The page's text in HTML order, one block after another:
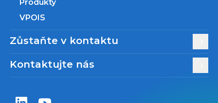
Zentiva LinkedIn
Zentiva YouTube
Produkty
VPOIS
Zůstaňte v kontaktu
Kontaktujte nás